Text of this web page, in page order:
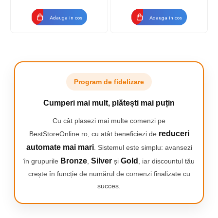
Curățare dinte cu dinte, fără
efort
Periuța de dinți electrică Oral-B iO 2 White este alegerea ideală
pentru cei care își doresc o curățare eficientă, fără setări
complicate sau accesorii inutile.
Tehnologia iO acționează precis: micro-vibrațiile îndepărtează
Adauga in cos
presiune Smart, Timer
vizibil, 5 moduri, 1 capat,
Adauga in cos
Program de fidelizare
Cumperi mai mult, plătești mai puțin
Cu cât plasezi mai multe comenzi pe
BestStoreOnline.ro, cu atât beneficiezi de reduceri
automate mai mari. Sistemul este simplu: avansezi
în grupurile Bronze Silver și Gold
, iar discountul tău
crește în funcție de numărul de comenzi finalizate cu
succes.